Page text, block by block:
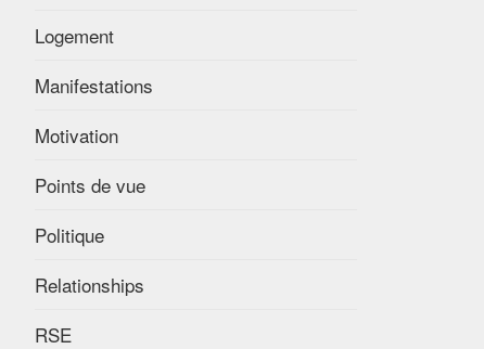
Logement
Manifestations
Motivation
Points de vue
Politique
Relationships
RSE